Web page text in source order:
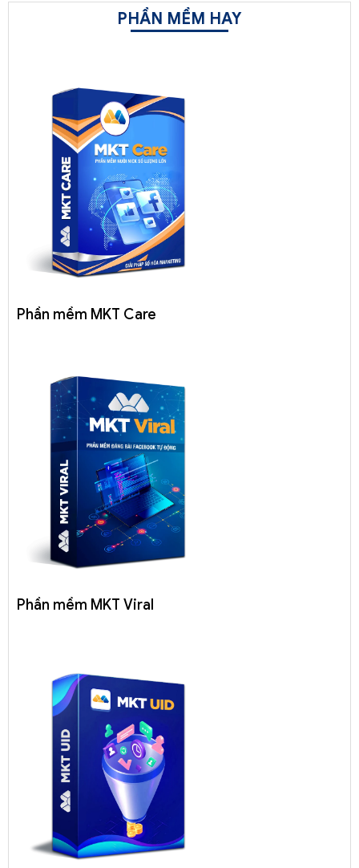
PHẦN MỀM HAY
Phần mềm MKT Care
Phần mềm MKT Viral